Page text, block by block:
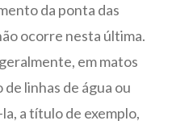
da ponta das
ocorre nesta última.
em matos
linhas de água ou
a título de exemplo,